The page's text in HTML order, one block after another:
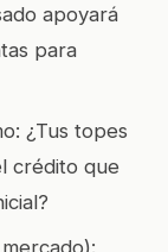
apoyará
para
¿Tus topes
crédito que